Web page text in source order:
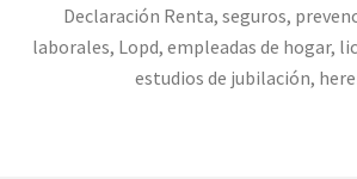
Declaración Renta, seguros,
laborales, Lopd, empleadas de hogar,
estudios de jubilación,